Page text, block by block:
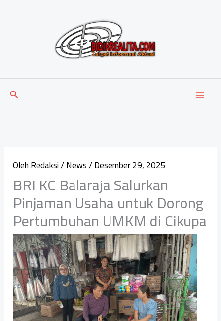
Cari
OlehRedaksi/News/Desember 29, 2025
BRI KC Balaraja Salurkan
Pinjaman Usaha untuk Dorong
Pertumbuhan UMKM di Cikupa